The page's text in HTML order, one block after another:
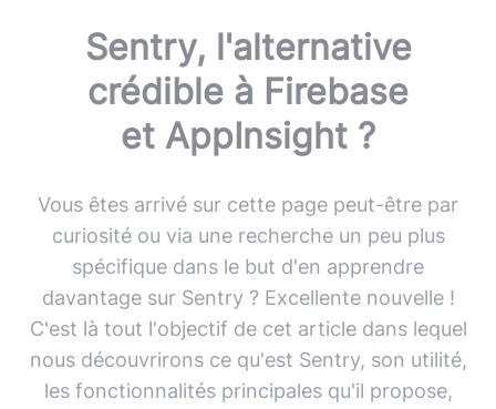
Sentry, l'alternative
crédible à Firebase
et AppInsight ?
Vous êtes arrivé sur cette page peut-être par
curiosité ou via une recherche un peu plus
spécifique dans le but d'en apprendre
davantage sur Sentry ? Excellente nouvelle !
C'est là tout l'objectif de cet article dans lequel
nous découvrirons ce qu'est Sentry, son utilité,
les fonctionnalités principales qu'il propose,